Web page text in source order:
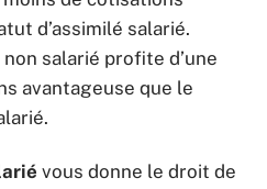
d’assimilé salarié.
salarié profite d’une
avantageuse que le
vous donne le droit de